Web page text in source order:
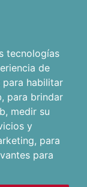
tecnologías
de
para habilitar
, para brindar
, medir su
y
, para
para